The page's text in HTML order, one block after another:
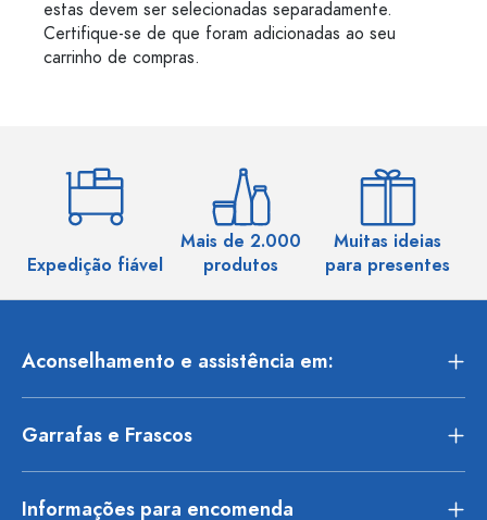
estas devem ser selecionadas separadamente.
Certifique-se de que foram adicionadas ao seu
carrinho de compras.
Expedição fiável
Mais de 2.000
produtos
Muitas ideias
para presentes
Aconselhamento e assistência em:
Garrafas e Frascos
Informações para encomenda